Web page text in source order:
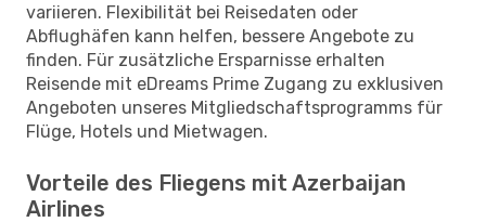
variieren. Flexibilität bei Reisedaten oder
Abflughäfen kann helfen, bessere Angebote zu
finden. Für zusätzliche Ersparnisse erhalten
Reisende mit eDreams Prime Zugang zu exklusiven
Angeboten unseres Mitgliedschaftsprogramms für
Flüge, Hotels und Mietwagen.
Vorteile des Fliegens mit Azerbaijan
Airlines